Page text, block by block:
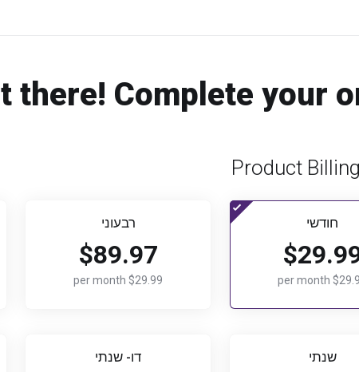
there! Complete your
Product
חודשי
$29.99 per
רבעוני
$89.97
$29.99 per month
שנתי דו- שנתי